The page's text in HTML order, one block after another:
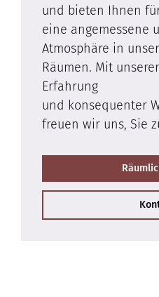
und bieten Ihnen
eine angemessene
Atmosphäre in
Räumen. Mit
Erfahrung
und konsequenter
freuen wir uns, Sie